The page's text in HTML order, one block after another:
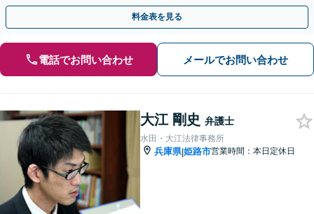
等級認定、過失割合などすべて対応【休日・夜間相談可】
料金表を見る
電話でお問い合わせ メールでお問い合わせ
大江 剛史 弁護士
水田・大江法律事務所
兵庫県|姫路市営業時間：本日定休日